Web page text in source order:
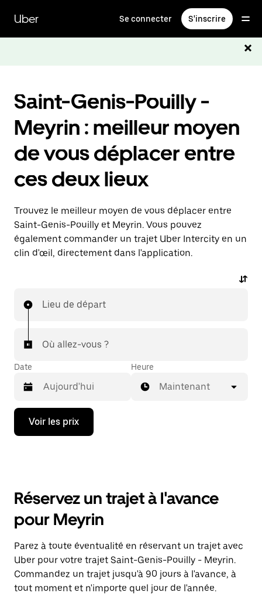
contenu
principal
Uber Se connecter S'inscrire
Saint-Genis-Pouilly -
Meyrin : meilleur moyen
de vous déplacer entre
ces deux lieux
Trouvez le meilleur moyen de vous déplacer entre
Saint-Genis-Pouilly et Meyrin. Vous pouvez
également commander un trajet Uber Intercity en un
clin d'œil, directement dans l'application.
Lieu de départ
Où allez-vous ?
Date
Appuyez
la
ouvrir
calendrier
et
sélectionner
une
date.
Appuyez
sur
la
Heure
Maintenant
Voir les prix
Réservez un trajet à l'avance
pour Meyrin
Parez à toute éventualité en réservant un trajet avec
Uber pour votre trajet Saint-Genis-Pouilly - Meyrin.
Commandez un trajet jusqu'à 90 jours à l'avance, à
tout moment et n'importe quel jour de l'année.